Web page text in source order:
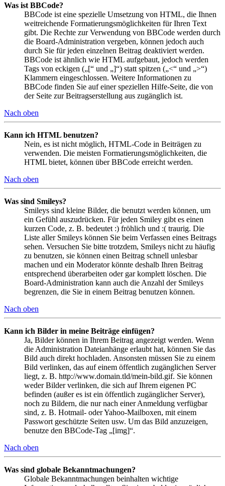
Was ist BBCode?
BBCode ist eine spezielle Umsetzung von HTML, die Ihnen
weitreichende Formatierungsmöglichkeiten für Ihren Text
gibt. Die Rechte zur Verwendung von BBCode werden durch
die Board-Administration vergeben, können jedoch auch
durch Sie für jeden einzelnen Beitrag deaktiviert werden.
BBCode ist ähnlich wie HTML aufgebaut, jedoch werden
Tags von eckigen („[“ und „]“) statt spitzen („<“ und „>“)
Klammern eingeschlossen. Weitere Informationen zu
BBCode finden Sie auf einer speziellen Hilfe-Seite, die von
der Seite zur Beitragserstellung aus zugänglich ist.
Nach oben
Kann ich HTML benutzen?
Nein, es ist nicht möglich, HTML-Code in Beiträgen zu
verwenden. Die meisten Formatierungsmöglichkeiten, die
HTML bietet, können über BBCode erreicht werden.
Nach oben
Was sind Smileys?
Smileys sind kleine Bilder, die benutzt werden können, um
ein Gefühl auszudrücken. Für jeden Smiley gibt es einen
kurzen Code, z. B. bedeutet :) fröhlich und :( traurig. Die
Liste aller Smileys können Sie beim Verfassen eines Beitrags
sehen. Versuchen Sie bitte trotzdem, Smileys nicht zu häufig
zu benutzen, sie können einen Beitrag schnell unlesbar
machen und ein Moderator könnte deshalb Ihren Beitrag
entsprechend überarbeiten oder gar komplett löschen. Die
Board-Administration kann auch die Anzahl der Smileys
begrenzen, die Sie in einem Beitrag benutzen können.
Nach oben
Kann ich Bilder in meine Beiträge einfügen?
Ja, Bilder können in Ihrem Beitrag angezeigt werden. Wenn
die Administration Dateianhänge erlaubt hat, können Sie das
Bild auch direkt hochladen. Ansonsten müssen Sie zu einem
Bild verlinken, das auf einem öffentlich zugänglichen Server
liegt, z. B. http://www.domain.tld/mein-bild.gif. Sie können
weder Bilder verlinken, die sich auf Ihrem eigenen PC
befinden (außer es ist ein öffentlich zugänglicher Server),
noch zu Bildern, die nur nach einer Anmeldung verfügbar
sind, z. B. Hotmail- oder Yahoo-Mailboxen, mit einem
Passwort geschützte Seiten usw. Um das Bild anzuzeigen,
benutze den BBCode-Tag „[img]“.
Nach oben
Was sind globale Bekanntmachungen?
Globale Bekanntmachungen beinhalten wichtige